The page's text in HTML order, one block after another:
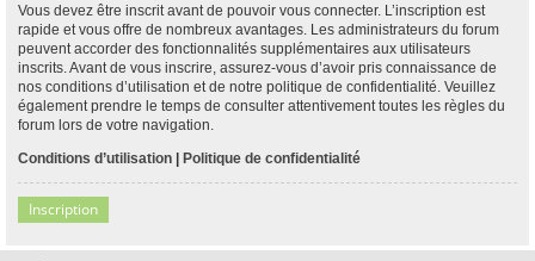
Vous devez être inscrit avant de pouvoir vous connecter. L’inscription est
rapide et vous offre de nombreux avantages. Les administrateurs du forum
peuvent accorder des fonctionnalités supplémentaires aux utilisateurs
inscrits. Avant de vous inscrire, assurez-vous d’avoir pris connaissance de
nos conditions d’utilisation et de notre politique de confidentialité. Veuillez
également prendre le temps de consulter attentivement toutes les règles du
forum lors de votre navigation.
Conditions d’utilisation | Politique de confidentialité
Inscription